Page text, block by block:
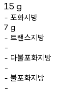
15 g
- 포화지방
7 g
- 트랜스지방
-
- 다불포화지방
-
- 불포화지방
-